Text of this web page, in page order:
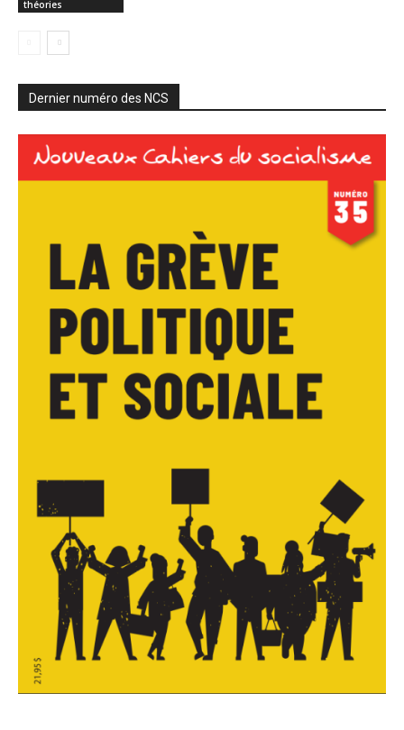
théories
Dernier numéro des NCS